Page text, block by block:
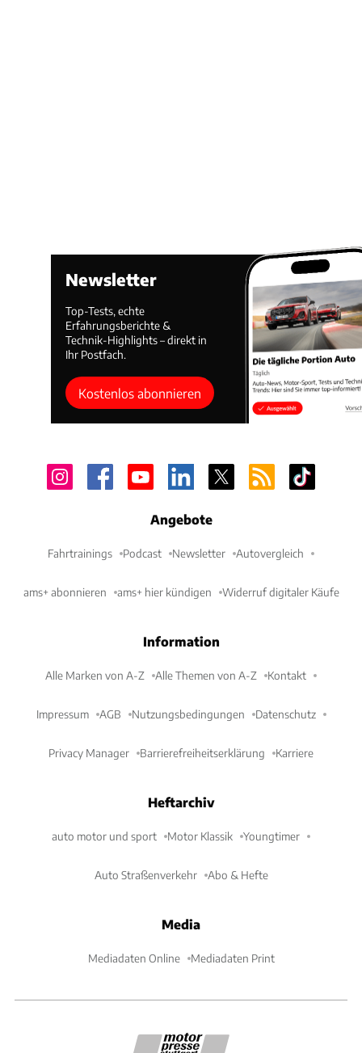
Newsletter
Top-Tests, echte
Erfahrungsberichte &
Technik-Highlights – direkt in
Ihr Postfach.
Kostenlos abonnieren
Angebote
Fahrtrainings Podcast Newsletter Autovergleich
ams+ abonnieren ams+ hier kündigen Widerruf digitaler Käufe
Information
Alle Marken von A-Z Alle Themen von A-Z Kontakt
Impressum AGB Nutzungsbedingungen Datenschutz
Privacy Manager Barrierefreiheitserklärung Karriere
Heftarchiv
auto motor und sport Motor Klassik Youngtimer
Auto Straßenverkehr Abo & Hefte
Media
Mediadaten Online Mediadaten Print